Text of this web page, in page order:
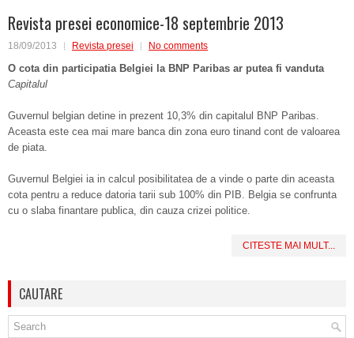
Revista presei economice-18 septembrie 2013
18/09/2013 Revista presei No comments
O cota din participatia Belgiei la BNP Paribas ar putea fi vanduta
Capitalul
Guvernul belgian detine in prezent 10,3% din capitalul BNP Paribas.
Aceasta este cea mai mare banca din zona euro tinand cont de valoarea
de piata.
Guvernul Belgiei ia in calcul posibilitatea de a vinde o parte din aceasta
cota pentru a reduce datoria tarii sub 100% din PIB. Belgia se confrunta
cu o slaba finantare publica, din cauza crizei politice.
CITESTE MAI MULT...
CAUTARE